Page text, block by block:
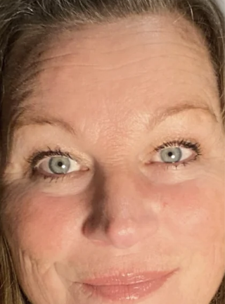
utmana sig själv, också för att inspirera
så vi filmade delar av sessionen. Kameran
rullade och utan förväntningar på resultat,
fångade vi nuet och omfamnade det som
skedde. Det var riktigt roligt och WOW! 💚
Fysiska besvär kan komma från bl a tankar
som fastnat oc